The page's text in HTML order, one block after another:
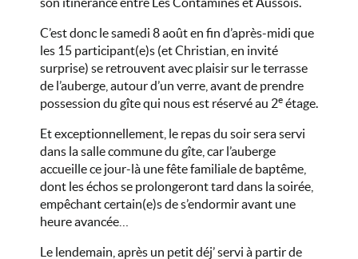
C’est donc le samedi 8 août en fin d’après-midi que
les 15 participant(e)s (et Christian, en invité
surprise) se retrouvent avec plaisir sur le terrasse
de l’auberge, autour d’un verre, avant de prendre
possession du gîte qui nous est réservé au 2e étage.
Et exceptionnellement, le repas du soir sera servi
dans la salle commune du gîte, car l’auberge
accueille ce jour-là une fête familiale de baptême,
dont les échos se prolongeront tard dans la soirée,
empêchant certain(e)s de s’endormir avant une
heure avancée…
Le lendemain, après un petit déj’ servi à partir de